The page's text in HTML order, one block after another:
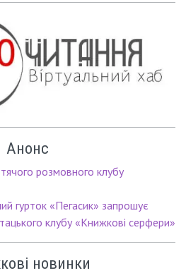
Анонс
розмовного клубу
гурток «Пегасик» запрошує
клубу «Книжкові серфери»
новинки